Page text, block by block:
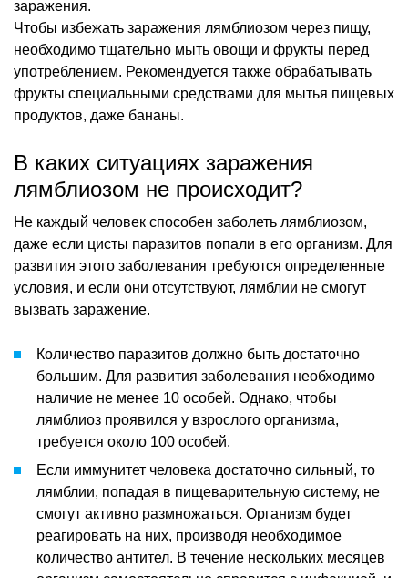
заражения.
Чтобы избежать заражения лямблиозом через пищу,
необходимо тщательно мыть овощи и фрукты перед
употреблением. Рекомендуется также обрабатывать
фрукты специальными средствами для мытья пищевых
продуктов, даже бананы.
В каких ситуациях заражения
лямблиозом не происходит?
Не каждый человек способен заболеть лямблиозом,
даже если цисты паразитов попали в его организм. Для
развития этого заболевания требуются определенные
условия, и если они отсутствуют, лямблии не смогут
вызвать заражение.
Количество паразитов должно быть достаточно
большим. Для развития заболевания необходимо
наличие не менее 10 особей. Однако, чтобы
лямблиоз проявился у взрослого организма,
требуется около 100 особей.
Если иммунитет человека достаточно сильный, то
лямблии, попадая в пищеварительную систему, не
смогут активно размножаться. Организм будет
реагировать на них, производя необходимое
количество антител. В течение нескольких месяцев